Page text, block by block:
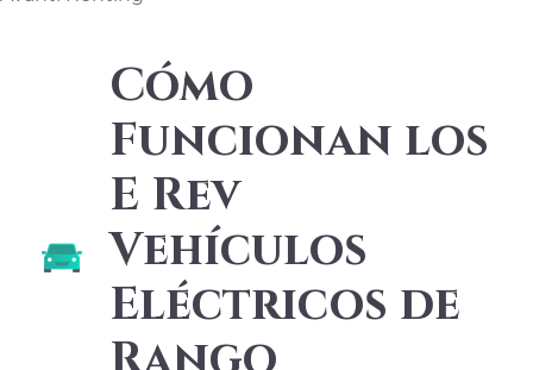
Cómo
Funcionan los
E Rev
Vehículos
Eléctricos de